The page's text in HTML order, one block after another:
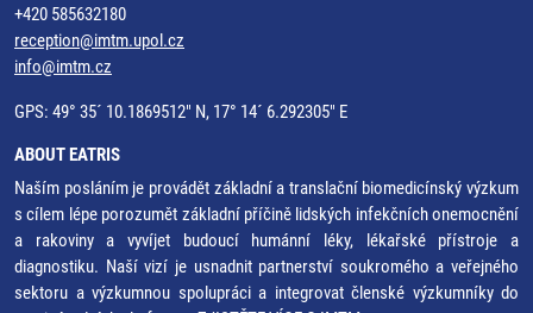
+420 585632180
reception@imtm.upol.cz
info@imtm.cz
GPS: 49° 35´ 10.1869512" N, 17° 14´ 6.292305" E
ABOUT EATRIS
Naším posláním je provádět základní a translační biomedicínský výzkum
s cílem lépe porozumět základní příčině lidských infekčních onemocnění
a rakoviny a vyvíjet budoucí humánní léky, lékařské přístroje a
diagnostiku. Naší vizí je usnadnit partnerství soukromého a veřejného
sektoru a výzkumnou spolupráci a integrovat členské výzkumníky do